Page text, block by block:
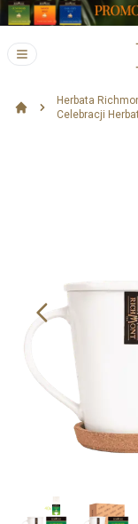
Herbata
Celebracji